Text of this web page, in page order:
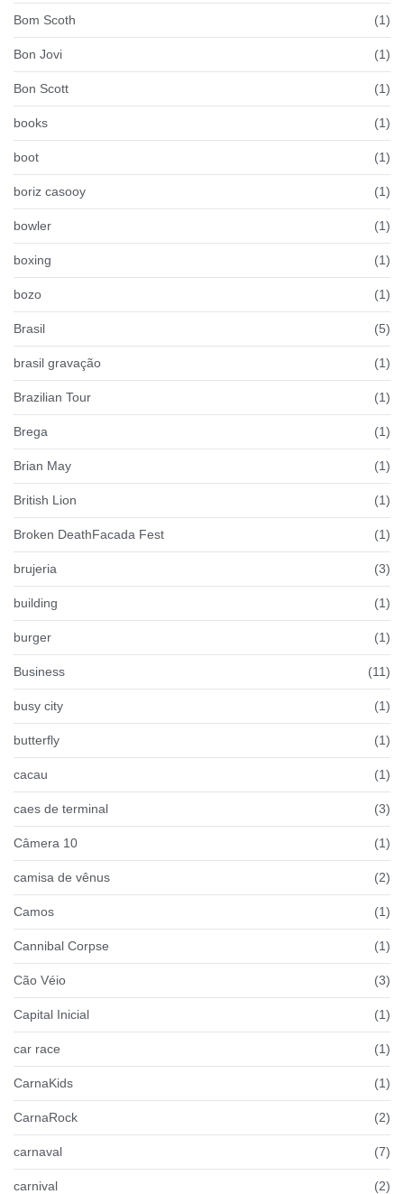
Bom Scoth (1)
Bon Jovi (1)
Bon Scott (1)
books (1)
boot (1)
boriz casooy (1)
bowler (1)
boxing (1)
bozo (1)
Brasil (5)
brasil gravação (1)
Brazilian Tour (1)
Brega (1)
Brian May (1)
British Lion (1)
Broken DeathFacada Fest (1)
brujeria (3)
building (1)
burger (1)
Business (11)
busy city (1)
butterfly (1)
cacau (1)
caes de terminal (3)
Câmera 10 (1)
camisa de vênus (2)
Camos (1)
Cannibal Corpse (1)
Cão Véio (3)
Capital Inicial (1)
car race (1)
CarnaKids (1)
CarnaRock (2)
carnaval (7)
carnival (2)